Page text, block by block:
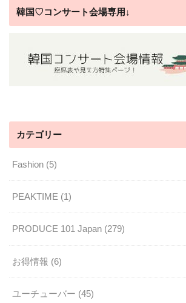
韓国♡コンサート会場専用↓
カテゴリー
Fashion (5)
PEAKTIME (1)
PRODUCE 101 Japan (279)
お得情報 (6)
ユーチューバー (45)